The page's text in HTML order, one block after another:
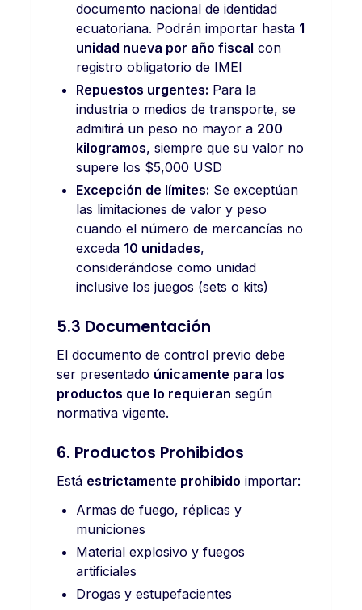
documento nacional de identidad
ecuatoriana. Podrán importar hasta 1
unidad nueva por año fiscal con
registro obligatorio de IMEI
Repuestos urgentes: Para la
industria o medios de transporte, se
admitirá un peso no mayor a 200
kilogramos, siempre que su valor no
supere los $5,000 USD
Excepción de límites: Se exceptúan
las limitaciones de valor y peso
cuando el número de mercancías no
exceda 10 unidades,
considerándose como unidad
inclusive los juegos (sets o kits)
5.3 Documentación
El documento de control previo debe
ser presentado únicamente para los
productos que lo requieran según
normativa vigente.
6. Productos Prohibidos
Está estrictamente prohibido importar:
Armas de fuego, réplicas y
municiones
Material explosivo y fuegos
artificiales
Drogas y estupefacientes